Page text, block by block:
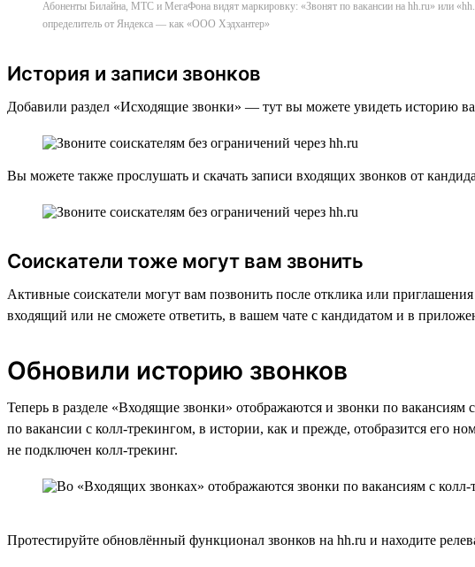
Абоненты Билайна, МТС и МегаФона видят маркировку: «Звонят по вакансии на hh.ru» или
определитель от Яндекса — как «ООО Хэдхантер»
История и записи звонков
Добавили раздел «Исходящие звонки» — тут вы можете увидеть историю
Вы можете также прослушать и скачать записи входящих звонков от
Соискатели тоже могут вам звонить
Активные соискатели могут вам позвонить после отклика или
входящий или не сможете ответить, в вашем чате с кандидатом и в
Обновили историю звонков
Теперь в разделе «Входящие звонки» отображаются и звонки по
по вакансии с колл-трекингом, в истории, как и прежде, отобразится его
не подключен колл-трекинг.
Протестируйте обновлённый функционал звонков на hh.ru и находите